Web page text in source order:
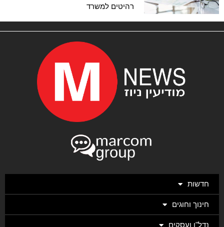
רהיטים למשרד
חדשות
חינוך וחוגים
נדל"ן ועסקים